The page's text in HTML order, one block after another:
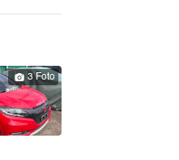
3 Foto